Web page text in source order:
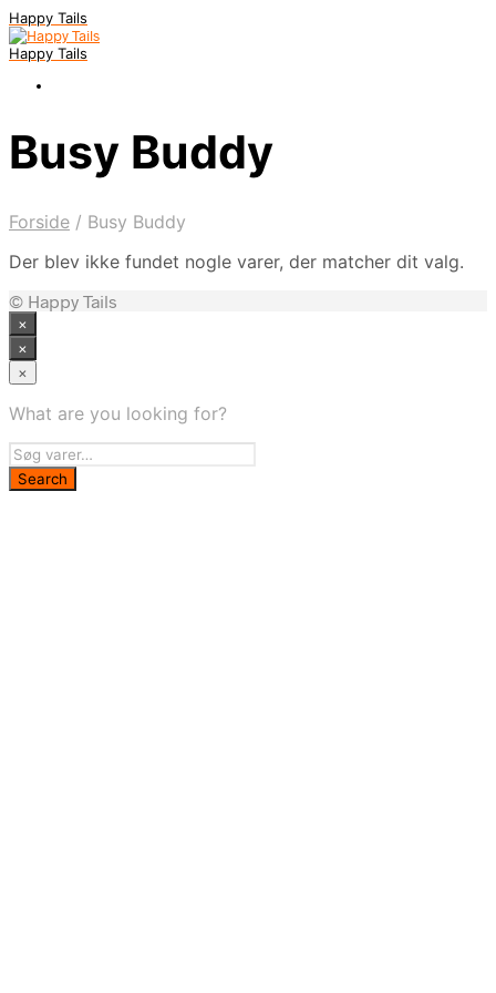
Happy Tails
Happy Tails
Busy Buddy
Forside / Busy Buddy
Der blev ikke fundet nogle varer, der matcher dit valg.
© Happy Tails
×
×
×
What are you looking for?